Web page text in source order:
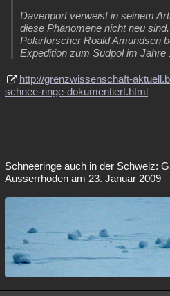
Davenport verweist in seinem
diese Phänomene nicht neu
Polarforscher Roald Amundsen
Expedition zum Südpol im Jahre
http://grenzwissenschaft-
schnee-ringe-dokumentiert.html
Schneeringe auch in der Schweiz:
Ausserrhoden am 23. Januar 2009